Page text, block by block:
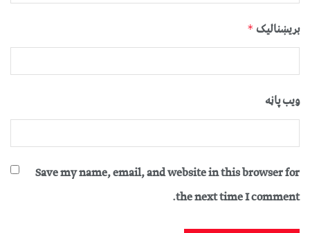
بریښنالیک *
ویب پاڼه
Save my name, email, and website in this browser for
the next time I comment.